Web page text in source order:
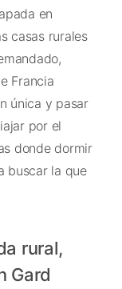
en
casas rurales
Francia
única y pasar
por el
donde dormir
buscar la que
rural,
Gard